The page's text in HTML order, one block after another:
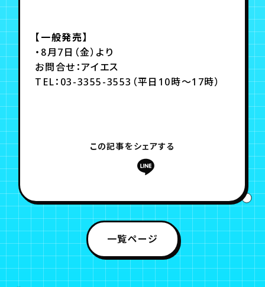
【一般発売】
・8月7日（金）より
お問合せ：アイエス
TEL：03-3355-3553（平日10時～17時）
この記事をシェアする
一覧ページ